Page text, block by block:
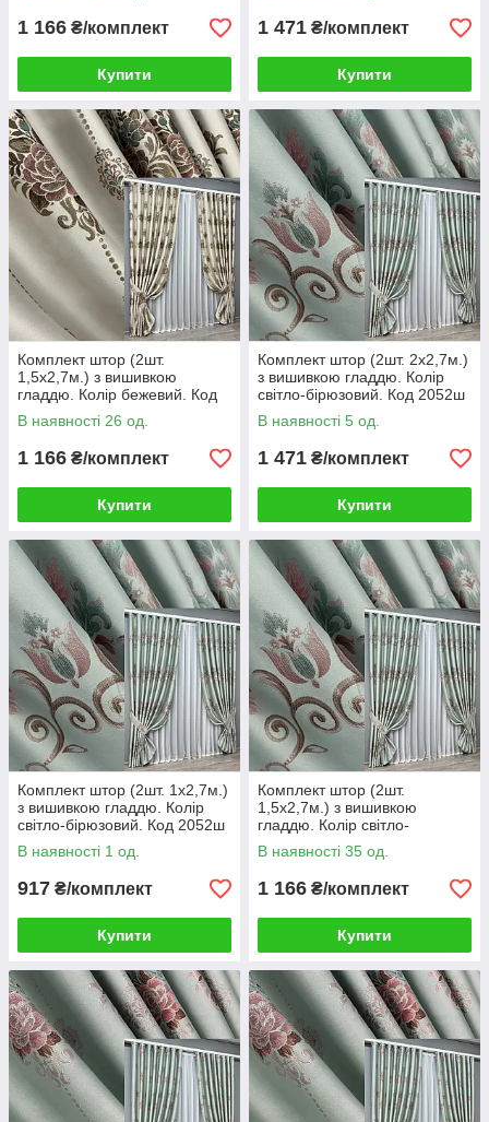
1 166 ₴/комплект
Купити
1 471 ₴/комплект
Купити
Комплект штор (2шт.
1,5х2,7м.) з вишивкою
гладдю. Колір бежевий. Код
2054ш 33-1067
В наявності 26 од.
1 166 ₴/комплект
Купити
Комплект штор (2шт. 2х2,7м.)
з вишивкою гладдю. Колір
світло-бірюзовий. Код 2052ш
32-417
В наявності 5 од.
1 471 ₴/комплект
Купити
Комплект штор (2шт. 1х2,7м.)
з вишивкою гладдю. Колір
світло-бірюзовий. Код 2052ш
31-0060
В наявності 1 од.
917 ₴/комплект
Купити
Комплект штор (2шт.
1,5х2,7м.) з вишивкою
гладдю. Колір світло-
бірюзовий. Код 2052ш 33-
1059
В наявності 35 од.
1 166 ₴/комплект
Купити